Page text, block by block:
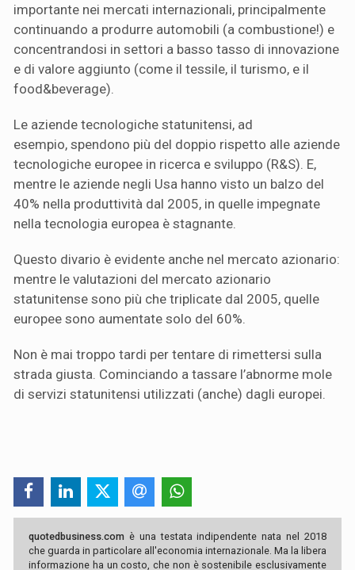
importante nei mercati internazionali, principalmente
continuando a produrre automobili (a combustione!) e
concentrandosi in settori a basso tasso di innovazione
e di valore aggiunto (come il tessile, il turismo, e il
food&beverage).
Le aziende tecnologiche statunitensi, ad
esempio, spendono più del doppio rispetto alle aziende
tecnologiche europee in ricerca e sviluppo (R&S). E,
mentre le aziende negli Usa hanno visto un balzo del
40% nella produttività dal 2005, in quelle impegnate
nella tecnologia europea è stagnante.
Questo divario è evidente anche nel mercato azionario:
mentre le valutazioni del mercato azionario
statunitense sono più che triplicate dal 2005, quelle
europee sono aumentate solo del 60%.
Non è mai troppo tardi per tentare di rimettersi sulla
strada giusta. Cominciando a tassare l’abnorme mole
di servizi statunitensi utilizzati (anche) dagli europei.
quotedbusiness.com è una testata indipendente nata nel 2018
che guarda in particolare all'economia internazionale. Ma la libera
informazione ha un costo, che non è sostenibile esclusivamente